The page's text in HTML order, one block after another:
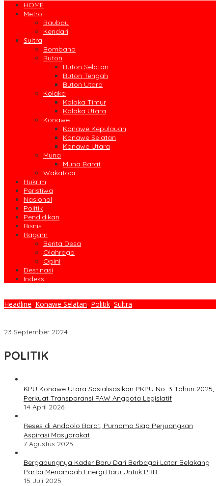
HOME
Metro
Baubau
Kendari
Sultra
Bombana
Buton
Buton Selatan
Buton Tengah
Buton Utara
Kolaka
Kolaka Timur
Kolaka Utara
Konawe
Konawe Kepulauan
Konawe Selatan
Konawe Utara
Muna
Muna Barat
Wakatobi
Hukrim
Peristiwa
Nasional
Politik
Pendidikan
Bisnis
Ragam
Berita Desa
Olahraga
Opini
Destinasi
Indeks
Headline, Konawe Selatan, Politik, Sultra
23 September 2024
POLITIK
KPU Konawe Utara Sosialisasikan PKPU No. 3 Tahun 2025,
Perkuat Transparansi PAW Anggota Legislatif
14 April 2026
Reses di Andoolo Barat, Purnomo Siap Perjuangkan
Aspirasi Masyarakat
7 Agustus 2025
Bergabungnya Kader Baru Dari Berbagai Latar Belakang
Partai Menambah Energi Baru Untuk PBB
15 Juli 2025